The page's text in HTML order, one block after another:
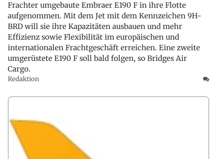
Frachter umgebaute Embraer E190 F in ihre Flotte
aufgenommen. Mit dem Jet mit dem Kennzeichen 9H-
BRD will sie ihre Kapazitäten ausbauen und mehr
Effizienz sowie Flexibilität im europäischen und
internationalen Frachtgeschäft erreichen. Eine zweite
umgerüstete E190 F soll bald folgen, so Bridges Air
Cargo.
Redaktion